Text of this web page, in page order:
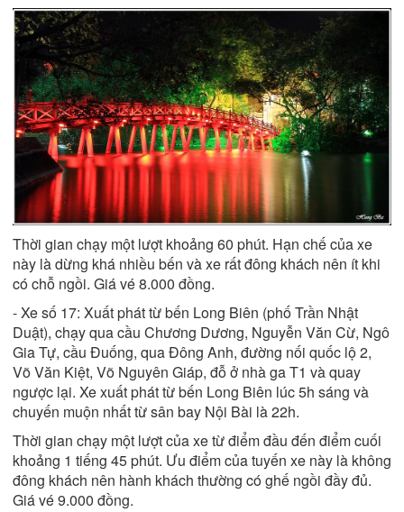
Thời gian chạy một lượt khoảng 60 phút. Hạn chế của xe
này là dừng khá nhiều bến và xe rất đông khách nên ít khi
có chỗ ngồi. Giá vé 8.000 đồng.
- Xe số 17: Xuất phát từ bến Long Biên (phố Trần Nhật
Duật), chạy qua cầu Chương Dương, Nguyễn Văn Cừ, Ngô
Gia Tự, cầu Đuống, qua Đông Anh, đường nối quốc lộ 2,
Võ Văn Kiệt, Võ Nguyên Giáp, đỗ ở nhà ga T1 và quay
ngược lại. Xe xuất phát từ bến Long Biên lúc 5h sáng và
chuyến muộn nhất từ sân bay Nội Bài là 22h.
Thời gian chạy một lượt của xe từ điểm đầu đến điểm cuối
khoảng 1 tiếng 45 phút. Ưu điểm của tuyến xe này là không
đông khách nên hành khách thường có ghế ngồi đầy đủ.
Giá vé 9.000 đồng.